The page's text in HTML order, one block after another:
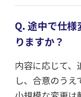
Q. 途中で仕
りますか？
内容に応じて、
し、合意のうえ